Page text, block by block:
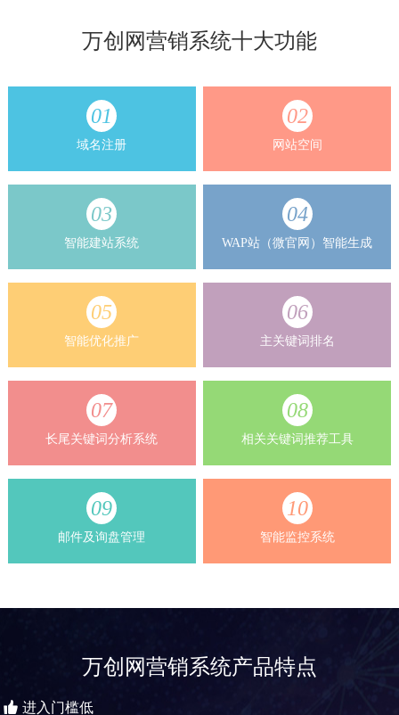
万创网营销系统十大功能
01
域名注册
02
网站空间
03
智能建站系统
04
WAP站（微官网）智能生成
05
智能优化推广
06
主关键词排名
07
长尾关键词分析系统
08
相关关键词推荐工具
09
邮件及询盘管理
10
智能监控系统
万创网营销系统产品特点
进入门槛低